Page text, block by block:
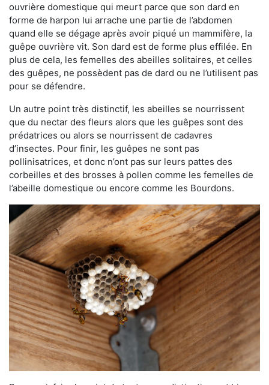
ouvrière domestique qui meurt parce que son dard en
forme de harpon lui arrache une partie de l’abdomen
quand elle se dégage après avoir piqué un mammifère, la
guêpe ouvrière vit. Son dard est de forme plus effilée. En
plus de cela, les femelles des abeilles solitaires, et celles
des guêpes, ne possèdent pas de dard ou ne l’utilisent pas
pour se défendre.
Un autre point très distinctif, les abeilles se nourrissent
que du nectar des fleurs alors que les guêpes sont des
prédatrices ou alors se nourrissent de cadavres
d’insectes. Pour finir, les guêpes ne sont pas
pollinisatrices, et donc n’ont pas sur leurs pattes des
corbeilles et des brosses à pollen comme les femelles de
l’abeille domestique ou encore comme les Bourdons.